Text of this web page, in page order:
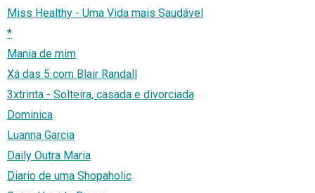
Miss Healthy - Uma Vida mais Saudável
*
Mania de mim
Xá das 5 com Blair Randall
3xtrinta - Solteira, casada e divorciada
Dominica
Luanna Garcia
Daily Outra Maria
Diario de uma Shopaholic